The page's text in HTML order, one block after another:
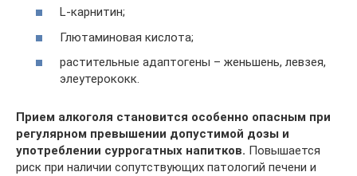
L-карнитин;
Глютаминовая кислота;
растительные адаптогены – женьшень, левзея,
элеутерококк.
Прием алкоголя становится особенно опасным при
регулярном превышении допустимой дозы и
употреблении суррогатных напитков. Повышается
риск при наличии сопутствующих патологий печени и